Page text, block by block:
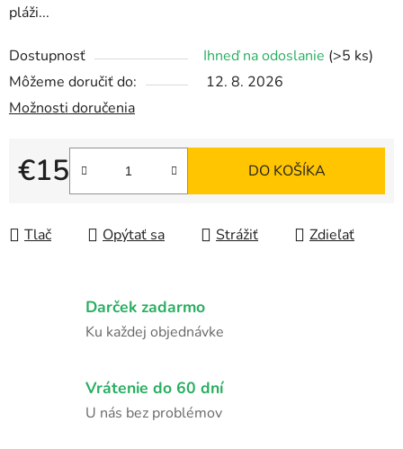
pláži...
Dostupnosť Ihneď na odoslanie (>5 ks)
Môžeme doručiť do:
12. 8. 2026
Možnosti doručenia
€15
Jednotková cena:
DO KOŠÍKA
Tlač Opýtať sa Strážiť Zdieľať
Darček zadarmo
Ku každej objednávke
Vrátenie do 60 dní
U nás bez problémov